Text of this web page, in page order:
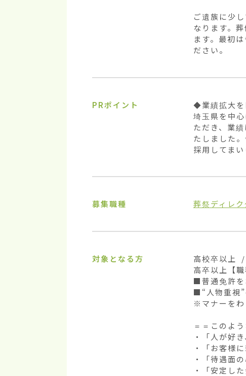
ご遺族に少
なります。
ます。最初
ださい。
PRポイント
◆業績拡大を
埼玉県を中
ただき、業
たしました
採用してまい
募集職種 葬祭ディレク
対象となる方
高校卒以上
高卒以上【
■普通免許
■“人物重視”
※マナーをわ
＝＝このよ
・「人が好
・「お客様
・「待遇面
・「安定し